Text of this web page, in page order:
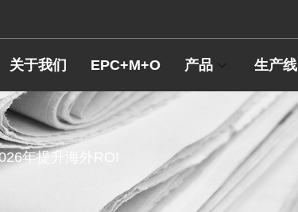
关于我们 EPC+M+O 产品 生产线
年提升海外ROI